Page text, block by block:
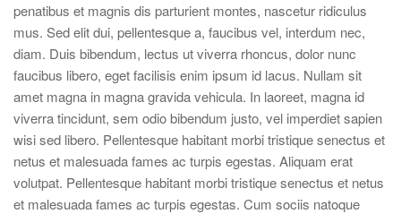
penatibus et magnis dis parturient montes, nascetur ridiculus
mus. Sed elit dui, pellentesque a, faucibus vel, interdum nec,
diam. Duis bibendum, lectus ut viverra rhoncus, dolor nunc
faucibus libero, eget facilisis enim ipsum id lacus. Nullam sit
amet magna in magna gravida vehicula. In laoreet, magna id
viverra tincidunt, sem odio bibendum justo, vel imperdiet sapien
wisi sed libero. Pellentesque habitant morbi tristique senectus et
netus et malesuada fames ac turpis egestas. Aliquam erat
volutpat. Pellentesque habitant morbi tristique senectus et netus
et malesuada fames ac turpis egestas. Cum sociis natoque